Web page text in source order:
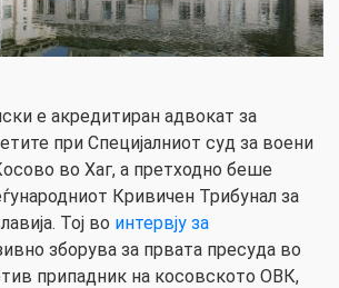
е акредитиран адвокат за
при Специјалниот суд за воени
во Хаг, а претходно беше
Кривичен Трибунал за
Тој во интервју за
зборува за првата пресуда во
припадник на косовското ОВК,